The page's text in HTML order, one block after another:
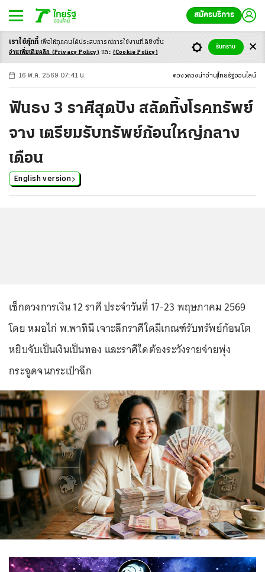
สมัครบริการ
-ก ก ก+
16 พ.ค. 2569 07:41 น. ดวง ดวงน่าอ่าน ไทยรัฐออนไลน์
ฟันธง 3 ราศีสุดปัง สลัดทิ้งโรคทรัพย์
จาง เตรียมรับทรัพย์ก้อนใหญ่กลาง
เดือน
English version
เช็กดวงการเงิน 12 ราศี ประจำวันที่ 17-23 พฤษภาคม 2569
โดย หมอไก่ พ.พาทินี เจาะลึกราศีใดมีเกณฑ์รับทรัพย์ก้อนโต
หยิบจับเป็นเงินเป็นทอง และราศีใดต้องระวังรายจ่ายพุ่ง
กระฉูดจนกระเป๋าฉีก
เราใช้คุ้กกี้ เพื่อให้ทุกคนได้ประสบการณ์การใช้งานที่ดียิ่งขึ้น
อ่านเพิ่มเติมคลิก (Privacy Policy) และ (Cookie Policy)
รับทราบ